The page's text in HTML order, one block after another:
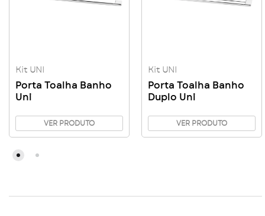
Kit UNI
Porta Toalha Banho
Uni
VER PRODUTO
Kit UNI
Porta Toalha Banho
Duplo Uni
VER PRODUTO